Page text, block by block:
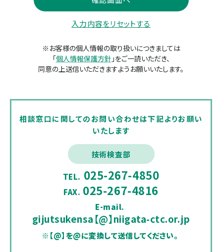
※お客様の個人情報の取り扱いにつきましては
「個人情報保護方針 」をご一読いただき、
同意の上送信いただきますようお願いいたします。
相談窓口に関してのお問い合わせは下記よりお願い
いたします
技術検査部
TEL. 025-267-4850
FAX. 025-267-4816
E-mail.
gijutsukensa【@】niigata-ctc.or.jp
※【@】を@に変換して送信してください。